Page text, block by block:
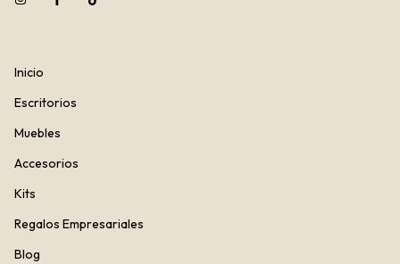
Inicio
Escritorios
Muebles
Accesorios
Kits
Regalos Empresariales
Blog